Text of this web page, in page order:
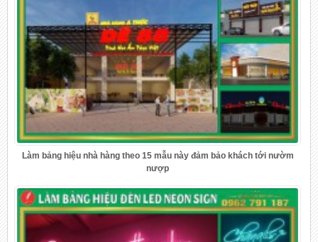
Làm bảng hiệu nhà hàng theo 15 mẫu này đảm bảo khách tới nườm
nượp